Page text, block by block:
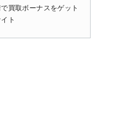
買取ボーナスをゲット
ト